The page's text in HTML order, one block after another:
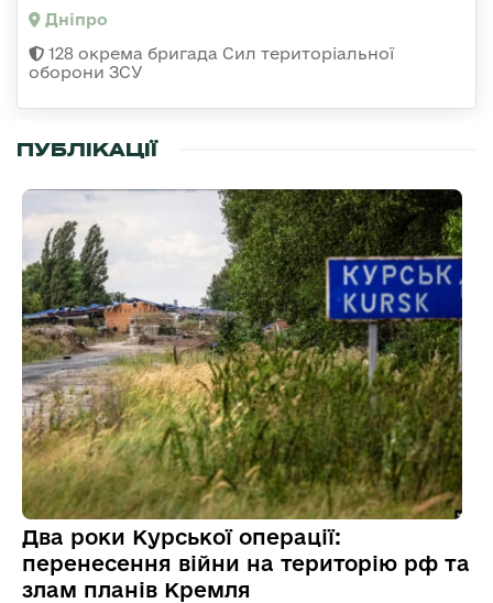
Дніпро
128 окрема бригада Сил територіальної
оборони ЗСУ
ПУБЛІКАЦІЇ
Два роки Курської операції:
перенесення війни на територію рф та
злам планів Кремля